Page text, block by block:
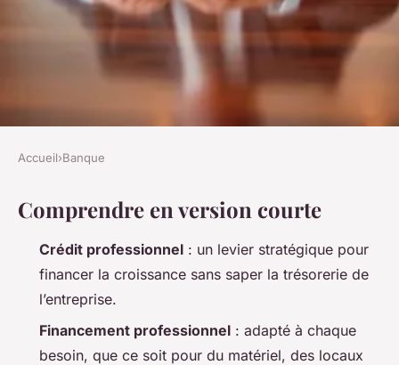
Les solutions de crédit
professionnel pour un
financement efficace
14/04/2026 12:38
Accueil›Banque
Comprendre en version courte
Crédit professionnel : un levier stratégique pour
financer la croissance sans saper la trésorerie de
l’entreprise.
Financement professionnel : adapté à chaque
besoin, que ce soit pour du matériel, des locaux